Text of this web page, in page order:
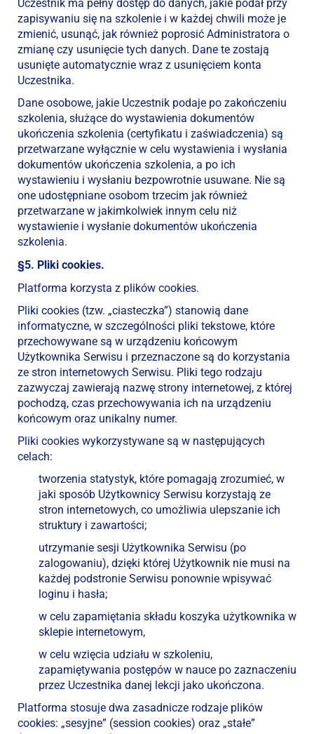
Uczestnik ma pełny dostęp do danych, jakie podał przy
zapisywaniu się na szkolenie i w każdej chwili może je
zmienić, usunąć, jak również poprosić Administratora o
zmianę czy usunięcie tych danych. Dane te zostają
usunięte automatycznie wraz z usunięciem konta
Uczestnika.
Dane osobowe, jakie Uczestnik podaje po zakończeniu
szkolenia, służące do wystawienia dokumentów
ukończenia szkolenia (certyfikatu i zaświadczenia) są
przetwarzane wyłącznie w celu wystawienia i wysłania
dokumentów ukończenia szkolenia, a po ich
wystawieniu i wysłaniu bezpowrotnie usuwane. Nie są
one udostępniane osobom trzecim jak również
przetwarzane w jakimkolwiek innym celu niż
wystawienie i wysłanie dokumentów ukończenia
szkolenia.
§5. Pliki cookies.
Platforma korzysta z plików cookies.
Pliki cookies (tzw. „ciasteczka”) stanowią dane
informatyczne, w szczególności pliki tekstowe, które
przechowywane są w urządzeniu końcowym
Użytkownika Serwisu i przeznaczone są do korzystania
ze stron internetowych Serwisu. Pliki tego rodzaju
zazwyczaj zawierają nazwę strony internetowej, z której
pochodzą, czas przechowywania ich na urządzeniu
końcowym oraz unikalny numer.
Pliki cookies wykorzystywane są w następujących
celach:
tworzenia statystyk, które pomagają zrozumieć, w
jaki sposób Użytkownicy Serwisu korzystają ze
stron internetowych, co umożliwia ulepszanie ich
struktury i zawartości;
utrzymanie sesji Użytkownika Serwisu (po
zalogowaniu), dzięki której Użytkownik nie musi na
każdej podstronie Serwisu ponownie wpisywać
loginu i hasła;
w celu zapamiętania składu koszyka użytkownika w
sklepie internetowym,
w celu wzięcia udziału w szkoleniu,
zapamiętywania postępów w nauce po zaznaczeniu
przez Uczestnika danej lekcji jako ukończona.
Platforma stosuje dwa zasadnicze rodzaje plików
cookies: „sesyjne” (session cookies) oraz „stałe”